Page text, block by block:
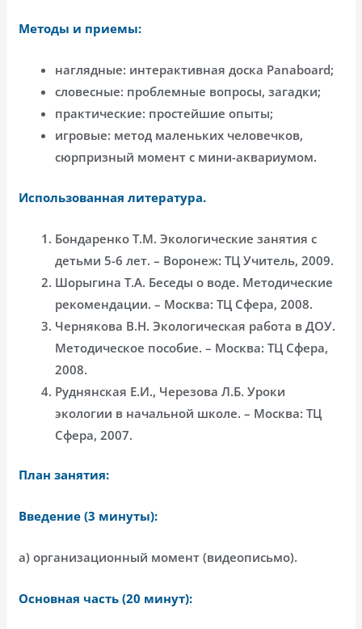
Методы и приемы:
наглядные: интерактивная доска Panaboard;
словесные: проблемные вопросы, загадки;
практические: простейшие опыты;
игровые: метод маленьких человечков,
сюрпризный момент с мини-аквариумом.
Использованная литература.
Бондаренко Т.М. Экологические занятия с
детьми 5-6 лет. – Воронеж: ТЦ Учитель, 2009.
Шорыгина Т.А. Беседы о воде. Методические
рекомендации. – Москва: ТЦ Сфера, 2008.
Чернякова В.Н. Экологическая работа в ДОУ.
Методическое пособие. – Москва: ТЦ Сфера,
2008.
Руднянская Е.И., Черезова Л.Б. Уроки
экологии в начальной школе. – Москва: ТЦ
Сфера, 2007.
План занятия:
Введение (3 минуты):
а) организационный момент (видеописьмо).
Основная часть (20 минут):